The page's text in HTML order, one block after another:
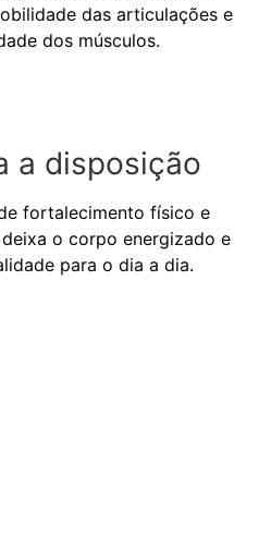
das articulações e
dos músculos.
a disposição
fortalecimento físico e
o corpo energizado e
para o dia a dia.